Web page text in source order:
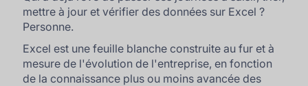
mettre à jour et vérifier des données sur Excel ?
Personne.
Excel est une feuille blanche construite au fur et à
mesure de l'évolution de l'entreprise, en fonction
de la connaissance plus ou moins avancée des